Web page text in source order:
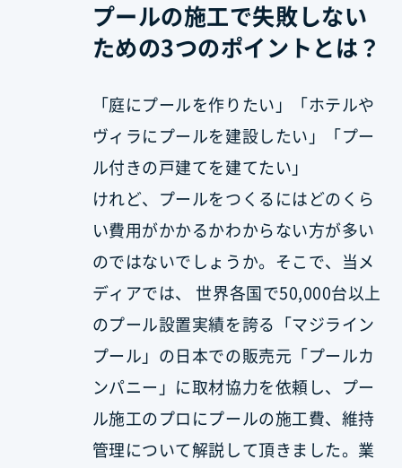
プールの施工で失敗しない
ための3つのポイントとは？
「庭にプールを作りたい」「ホテルや
ヴィラにプールを建設したい」「プー
ル付きの戸建てを建てたい」
けれど、プールをつくるにはどのくら
い費用がかかるかわからない方が多い
のではないでしょうか。そこで、当メ
ディアでは、 世界各国で50,000台以上
のプール設置実績を誇る「マジライン
プール」の日本での販売元「プールカ
ンパニー」に取材協力を依頼し、プー
ル施工のプロにプールの施工費、維持
管理について解説して頂きました。業